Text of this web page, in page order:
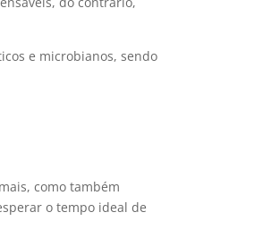
e microbianos, sendo
como também
o tempo ideal de